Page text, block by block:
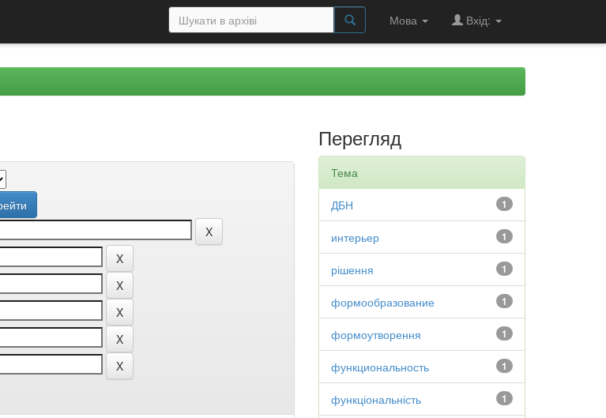
Мова Вхід:
Перегляд
Тема
1
ДБН
1
интерьер
1
рішення
1
формообразование
1
формоутворення
1
функциональность
1
функціональність